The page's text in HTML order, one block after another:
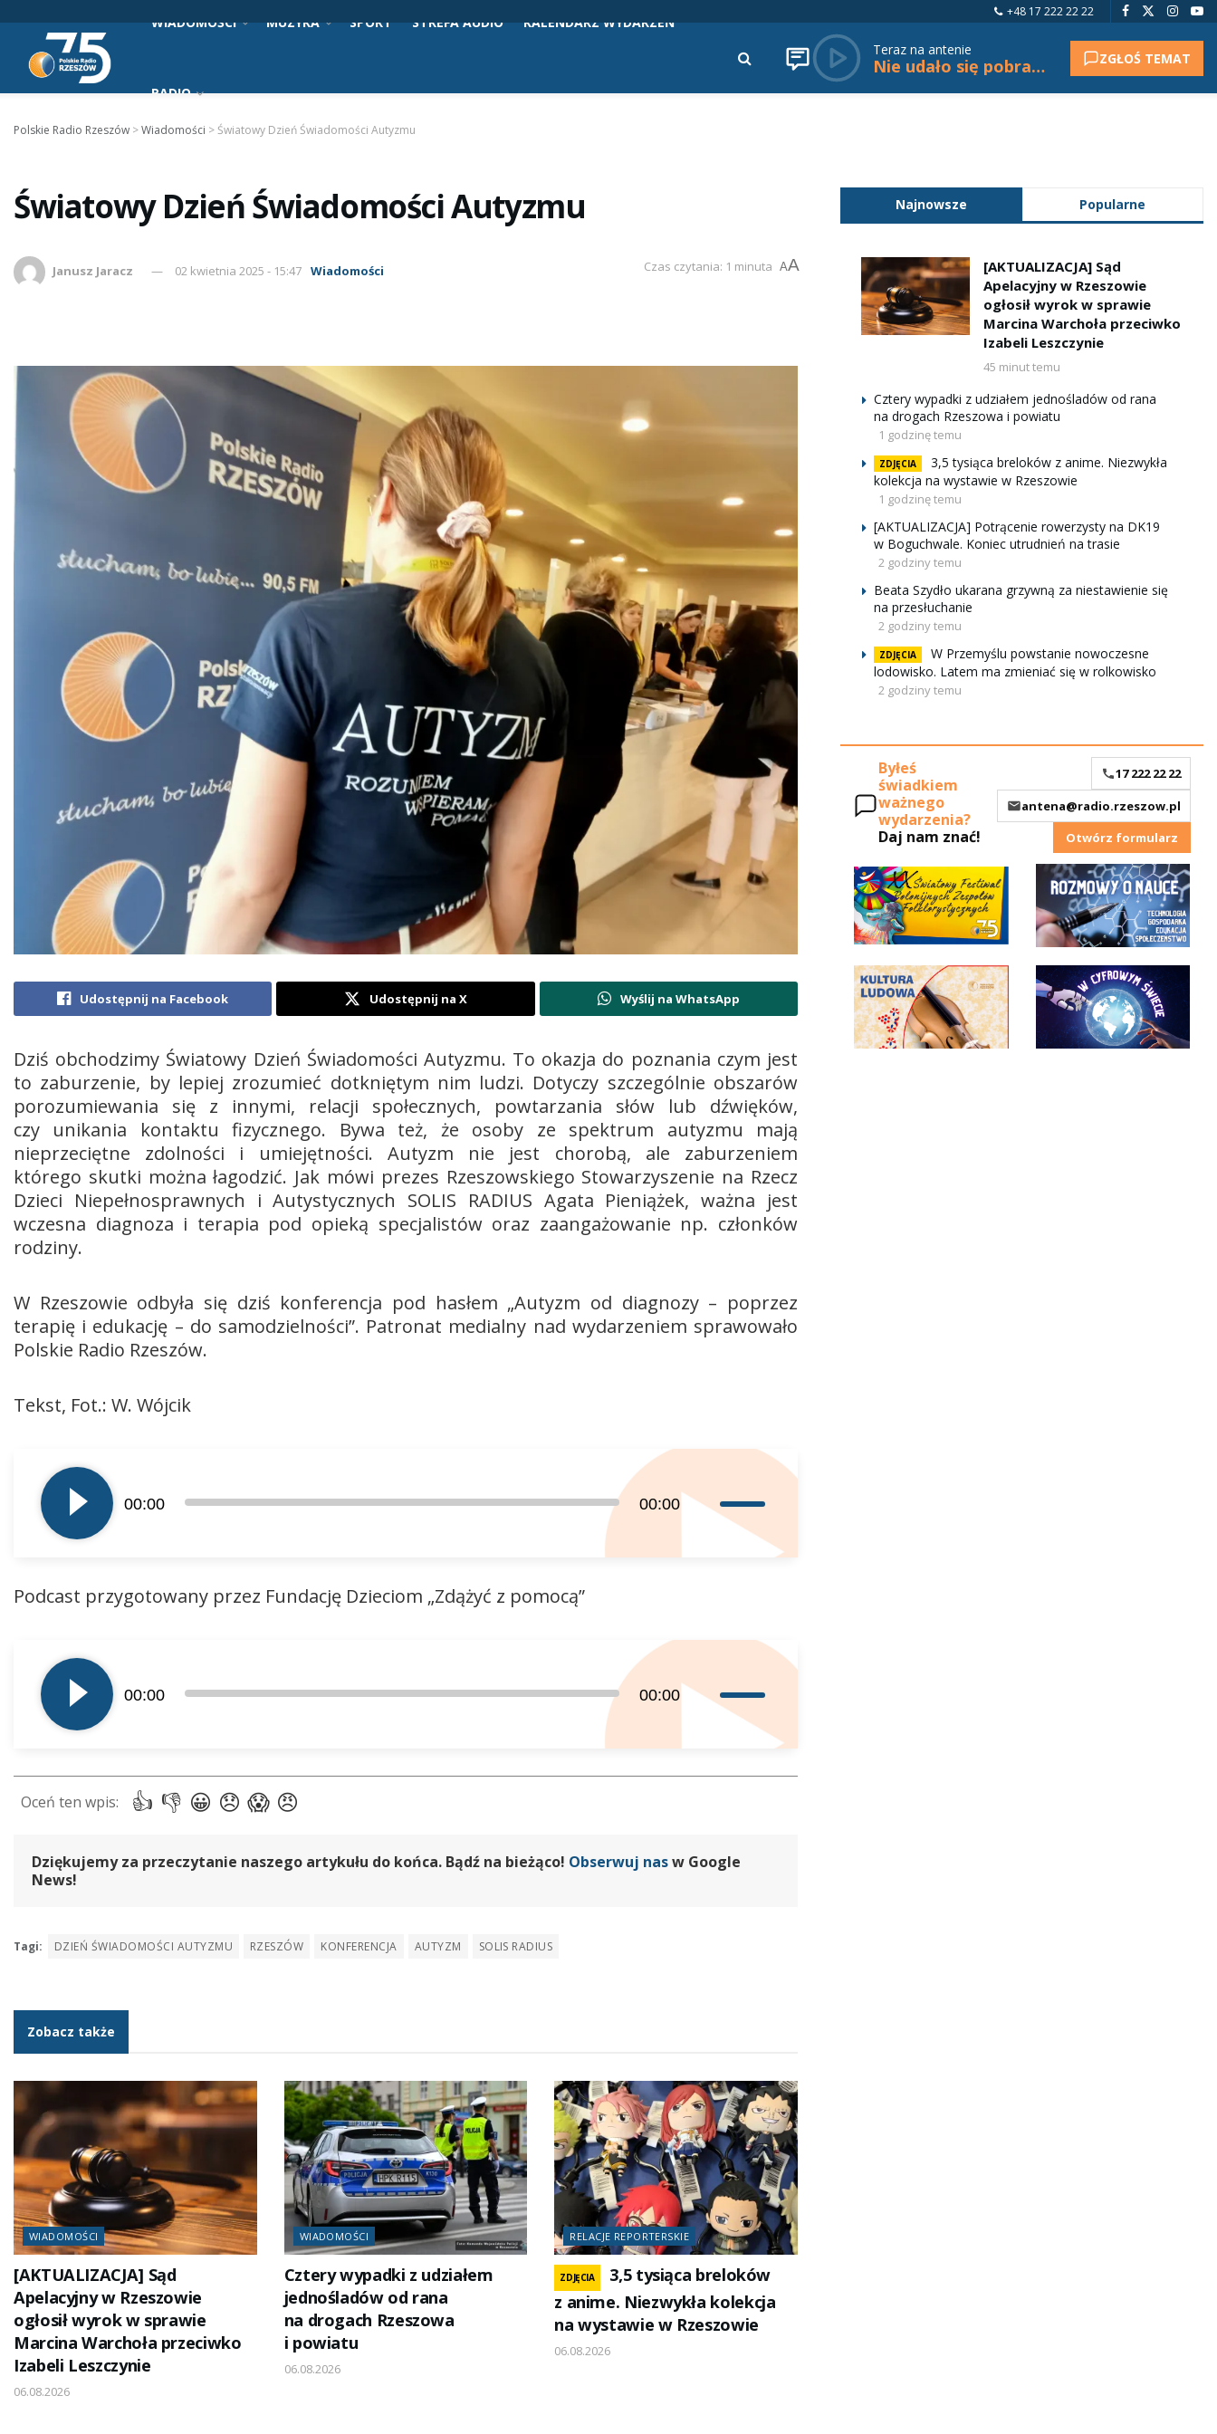
+48 17 222 22 22
WIADOMOŚCI MUZYKA SPORT STREFA AUDIO KALENDARZ WYDARZEŃ
RADIO
Teraz na antenie
Nie udało się pobrać tytułu. ZGŁOŚ TEMAT
Polskie Radio Rzeszów >Wiadomości >Światowy Dzień Świadomości Autyzmu
Światowy Dzień Świadomości Autyzmu
Janusz Jaracz 02 kwietnia 2025 - 15:47 Wiadomości Czas czytania: 1 minuta AA
Udostępnij na Facebook Udostępnij na X Wyślij na WhatsApp
Dziś obchodzimy Światowy Dzień Świadomości Autyzmu. To okazja do poznania czym jest
to zaburzenie, by lepiej zrozumieć dotkniętym nim ludzi. Dotyczy szczególnie obszarów
porozumiewania się z innymi, relacji społecznych, powtarzania słów lub dźwięków,
czy unikania kontaktu fizycznego. Bywa też, że osoby ze spektrum autyzmu mają
nieprzeciętne zdolności i umiejętności. Autyzm nie jest chorobą, ale zaburzeniem
którego skutki można łagodzić. Jak mówi prezes Rzeszowskiego Stowarzyszenie na Rzecz
Dzieci Niepełnosprawnych i Autystycznych SOLIS RADIUS Agata Pieniążek, ważna jest
wczesna diagnoza i terapia pod opieką specjalistów oraz zaangażowanie np. członków
rodziny.
W Rzeszowie odbyła się dziś konferencja pod hasłem „Autyzm od diagnozy – poprzez
terapię i edukację – do samodzielności”. Patronat medialny nad wydarzeniem sprawowało
Polskie Radio Rzeszów.
Tekst, Fot.: W. Wójcik
plików
dźwiękowych
00:00 00:00
strzałek
dołu
lub
zmniejszyć
Podcast przygotowany przez Fundację Dzieciom „Zdążyć z pomocą”
plików
dźwiękowych
00:00 00:00
strzałek
aby
Dziękujemy za przeczytanie naszego artykułu do końca. Bądź na bieżąco! Obserwuj nasw Google
News!
Tagi: DZIEŃ ŚWIADOMOŚCI AUTYZMU RZESZÓW KONFERENCJA AUTYZM SOLIS RADIUS
Zobacz także
WIADOMOŚCI
[AKTUALIZACJA] Sąd
Apelacyjny w Rzeszowie
ogłosił wyrok w sprawie
Marcina Warchoła przeciwko
Izabeli Leszczynie
06.08.2026
WIADOMOŚCI
Cztery wypadki z udziałem
jednośladów od rana
na drogach Rzeszowa
i powiatu
06.08.2026
RELACJE REPORTERSKIE
ZDJĘCIA
3,5 tysiąca breloków
z anime. Niezwykła kolekcja
na wystawie w Rzeszowie
06.08.2026
Najnowsze Popularne
[AKTUALIZACJA] Sąd
Apelacyjny w Rzeszowie
ogłosił wyrok w sprawie
Marcina Warchoła przeciwko
Izabeli Leszczynie
45 minut temu
Cztery wypadki z udziałem jednośladów od rana
na drogach Rzeszowa i powiatu
1 godzinę temu
ZDJĘCIA
3,5 tysiąca breloków z anime. Niezwykła
kolekcja na wystawie w Rzeszowie
1 godzinę temu
[AKTUALIZACJA] Potrącenie rowerzysty na DK19
w Boguchwale. Koniec utrudnień na trasie
2 godziny temu
Beata Szydło ukarana grzywną za niestawienie się
na przesłuchanie
2 godziny temu
ZDJĘCIA
W Przemyślu powstanie nowoczesne
lodowisko. Latem ma zmieniać się w rolkowisko
2 godziny temu
Byłeś
świadkiem
ważnego
wydarzenia?
Daj nam znać!
17 222 22 22
antena@radio.rzeszow.pl
Otwórz formularz